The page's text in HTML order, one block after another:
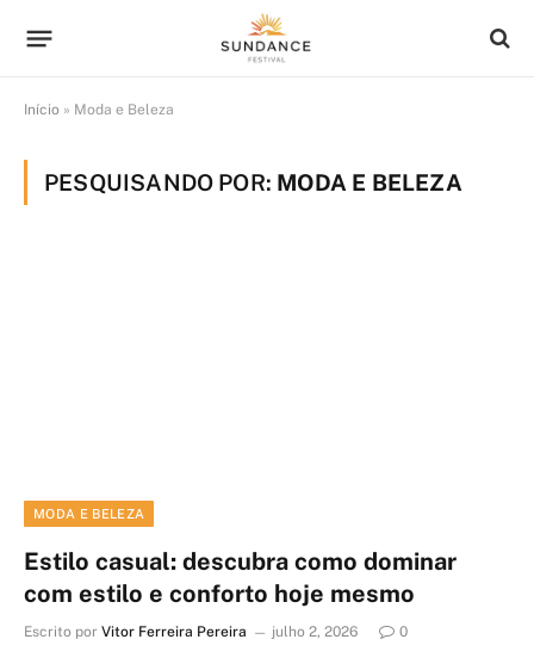
Início » Moda e Beleza
PESQUISANDO POR: MODA E BELEZA
MODA E BELEZA
Estilo casual: descubra como dominar
com estilo e conforto hoje mesmo
Escrito por Vitor Ferreira Pereira julho 2, 2026 0